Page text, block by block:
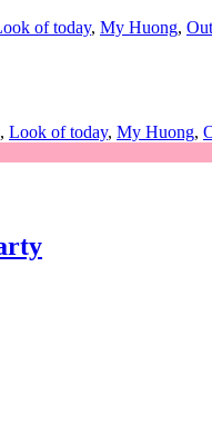
of today, My Huong,
, Look of today, My Huong,